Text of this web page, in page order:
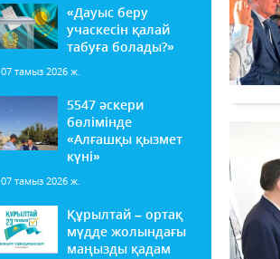
«Дауыс беру
учаскесін қалай
табуға болады?»
07 тамыз 2026 ж.
5547 әскери
бөлімінде
«Алғашқы қызмет
күні»
07 тамыз 2026 ж.
Құрылтай – ортақ
мүдде жолындағы
маңызды қадам